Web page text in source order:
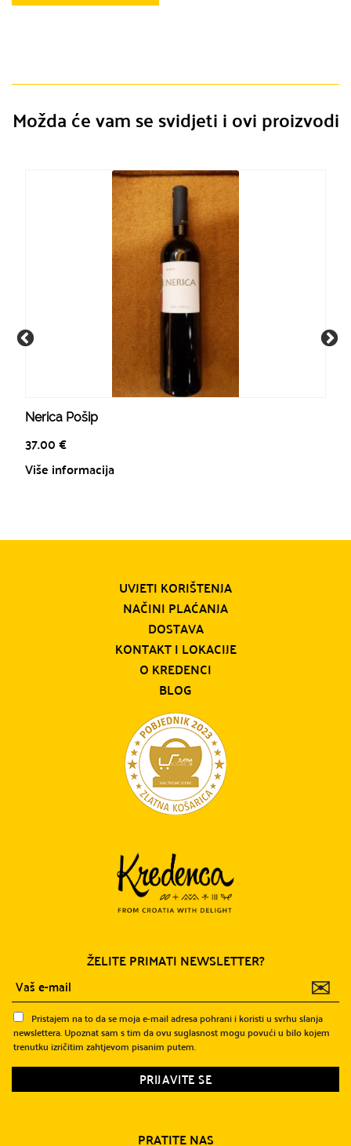
Možda će vam se svidjeti i ovi proizvodi
Nerica Pošip
37.00€
Više informacija
UVJETI KORIŠTENJA
NAČINI PLAĆANJA
DOSTAVA
KONTAKT I LOKACIJE
O KREDENCI
BLOG
ŽELITE PRIMATI NEWSLETTER?
✉
Pristajem na to da se moja e-mail adresa pohrani i koristi u svrhu slanja
newslettera. Upoznat sam s tim da ovu suglasnost mogu povući u bilo kojem
trenutku izričitim zahtjevom pisanim putem.
PRATITE NAS